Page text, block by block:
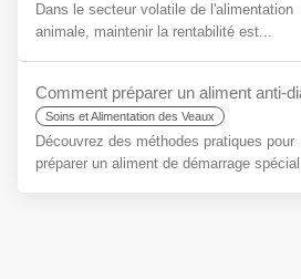
Dans le secteur volatile de l'alimentation
animale, maintenir la rentabilité est...
Soins et Alimentation des Veaux
Découvrez des méthodes pratiques pour
préparer un aliment de démarrage